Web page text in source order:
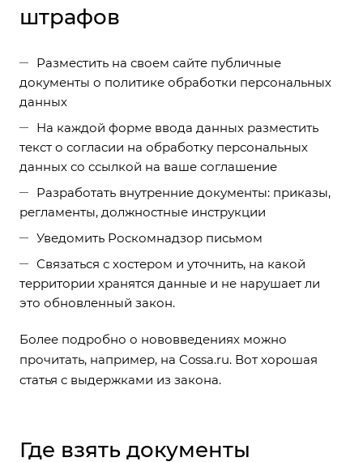
штрафов
Разместить на своем сайте публичные
документы о политике обработки персональных
данных
На каждой форме ввода данных разместить
текст о согласии на обработку персональных
данных со ссылкой на ваше соглашение
Разработать внутренние документы: приказы,
регламенты, должностные инструкции
Уведомить Роскомнадзор письмом
Связаться с хостером и уточнить, на какой
территории хранятся данные и не нарушает ли
это обновленный закон.
Более подробно о нововведениях можно
прочитать, например, на Cossa.ru. Вот хорошая
статья с выдержками из закона.
Где взять документы